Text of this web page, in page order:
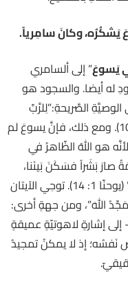
وكانَ سامِرياً.
يَسوعَ” إلى ألسامري
له أيضا. والسجود هو
الصَّريحةِ:”لِلرَّبِّ
إِلهِكَ تَسجُد، وإيّاهُ وَحدَهُ تَعبُد” (متى 4: 10). ومع ذلك، فإنَّ يسوعَ لم
هو اللهُ الظّاهرُ في
صارَ بَشَراً فسَكَنَ بَينَنا،
فرأَينا مَجدَه، مَجدَ ابنٍ وَحيدٍ آتٍ مِنَ الآب” (يوحنّا 1: 14). توحِي الآيتان
رَجَعَ يُمَجِّدُ اللهَ”، ومن جهةٍ أخرى:
إشارةٍ لاهوتيّةٍ عميقةٍ
نَفسُه؛ إذ لا يمكنُ تمجيدُ